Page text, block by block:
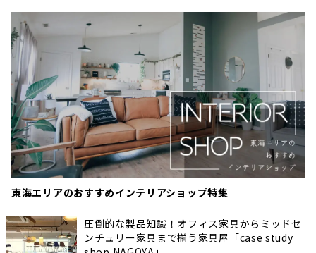
東海エリアのおすすめインテリアショップ特集
圧倒的な製品知識！オフィス家具からミッドセ
ンチュリー家具まで揃う家具屋「case study